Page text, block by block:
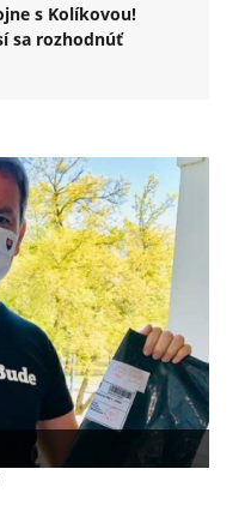
s Kolíkovou!
sa rozhodnúť